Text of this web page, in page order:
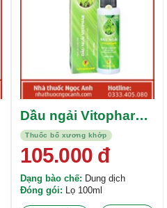
Thuốc bổ xương khớp
Dầu ngải Vitophar
100ml
105.000đ
Dạng bào chế: Dung dịch
Đóng gói: Lọ 100ml